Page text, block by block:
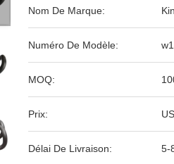
Nom De Marque:
Numéro De Modèle:
MOQ:
Prix:
Délai De Livraison: 5-